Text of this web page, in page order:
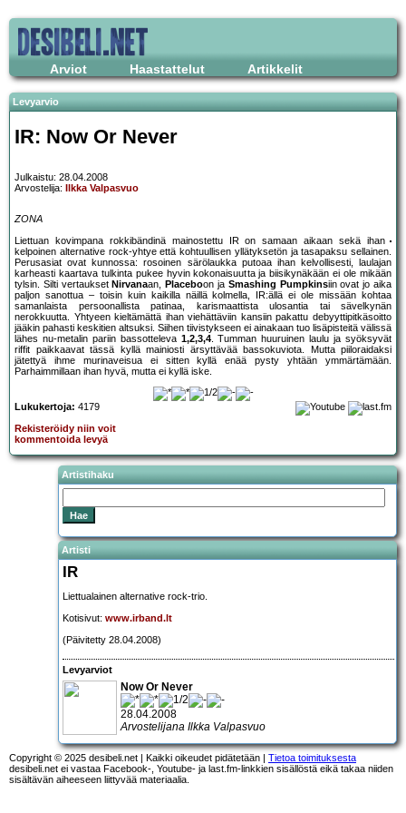
Arviot Haastattelut Artikkelit
Levyarvio
IR: Now Or Never
Julkaistu: 28.04.2008
Arvostelija:
Ilkka Valpasvuo
ZONA
Liettuan kovimpana rokkibändinä mainostettu IR on samaan aikaan sekä ihan
kelpoinen alternative rock-yhtye että kohtuullisen yllätyksetön ja tasapaksu sellainen.
Perusasiat ovat kunnossa: rosoinen särölaukka putoaa ihan kelvollisesti, laulajan
karheasti kaartava tulkinta pukee hyvin kokonaisuutta ja biisikynäkään ei ole mikään
tylsin. Silti vertaukset Nirvanaan, Placeboon ja Smashing Pumpkinsiin ovat jo aika
paljon sanottua – toisin kuin kaikilla näillä kolmella, IR:ällä ei ole missään kohtaa
samanlaista persoonallista patinaa, karismaattista ulosantia tai sävelkynän
nerokkuutta. Yhtyeen kieltämättä ihan viehättäviin kansiin pakattu debyyttipitkäsoitto
jääkin pahasti keskitien altsuksi. Siihen tiivistykseen ei ainakaan tuo lisäpisteitä välissä
lähes nu-metalin pariin bassotteleva 1,2,3,4. Tumman huuruinen laulu ja syöksyvät
riffit paikkaavat tässä kyllä mainiosti ärsyttävää bassokuviota. Mutta piiloraidaksi
jätettyä ihme murinaveisua ei sitten kyllä enää pysty yhtään ymmärtämään.
Parhaimmillaan ihan hyvä, mutta ei kyllä iske.
Lukukertoja: 4179
Rekisteröidy niin voit
kommentoida levyä
Artistihaku
Artisti
IR
Liettualainen alternative rock-trio.
Kotisivut: www.irband.lt
(Päivitetty 28.04.2008)
Levyarviot
Now Or Never
28.04.2008
Arvostelijana Ilkka Valpasvuo
Copyright © 2025 desibeli.net | Kaikki oikeudet pidätetään | Tietoa toimituksesta
desibeli.net ei vastaa Facebook-, Youtube- ja last.fm-linkkien sisällöstä eikä takaa niiden
sisältävän aiheeseen liittyvää materiaalia.